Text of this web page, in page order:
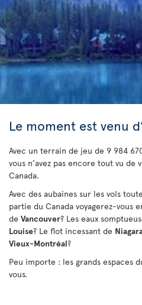
Le moment est venu
Avec un terrain de jeu de 9 984
vous n’avez pas encore tout vu
Canada.
Avec des aubaines sur les vols
partie du Canada voyagerez-vous
de Vancouver? Les eaux
Louise? Le flot incessant de
Vieux-Montréal?
Peu importe : les grands espaces
vous.